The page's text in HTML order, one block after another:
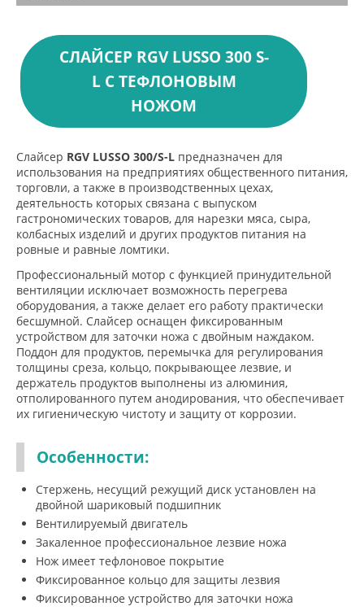
СЛАЙСЕР RGV LUSSO 300 S-
L С ТЕФЛОНОВЫМ
НОЖОМ
Слайсер RGV LUSSO 300/S-L предназначен для
использования на предприятиях общественного питания,
торговли, а также в производственных цехах,
деятельность которых связана с выпуском
гастрономических товаров, для нарезки мяса, сыра,
колбасных изделий и других продуктов питания на
ровные и равные ломтики.
Профессиональный мотор с функцией принудительной
вентиляции исключает возможность перегрева
оборудования, а также делает его работу практически
бесшумной. Слайсер оснащен фиксированным
устройством для заточки ножа с двойным наждаком.
Поддон для продуктов, перемычка для регулирования
толщины среза, кольцо, покрывающее лезвие, и
держатель продуктов выполнены из алюминия,
отполированного путем анодирования, что обеспечивает
их гигиеническую чистоту и защиту от коррозии.
Особенности:
Стержень, несущий режущий диск установлен на
двойной шариковый подшипник
Вентилируемый двигатель
Закаленное профессиональное лезвие ножа
Нож имеет тефлоновое покрытие
Фиксированное кольцо для защиты лезвия
Фиксированное устройство для заточки ножа